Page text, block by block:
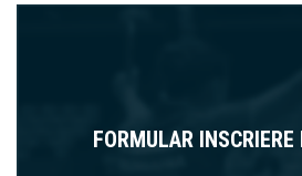
FORMULAR